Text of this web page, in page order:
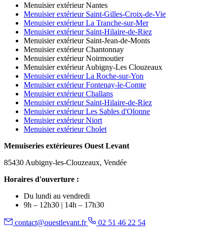
Menuisier extérieur Nantes
Menuisier extérieur Saint-Gilles-Croix-de-Vie
Menuisier extérieur La Tranche-sur-Mer
Menuisier extérieur Saint-Hilaire-de-Riez
Menuisier extérieur Saint-Jean-de-Monts
Menuisier extérieur Chantonnay
Menuisier extérieur Noirmoutier
Menuisier extérieur Aubigny-Les Clouzeaux
Menuisier extérieur La Roche-sur-Yon
Menuisier extérieur Fontenay-le-Comte
Menuisier extérieur Challans
Menuisier extérieur Saint-Hilaire-de-Riez
Menuisier extérieur Les Sables d'Olonne
Menuisier extérieur Niort
Menuisier extérieur Cholet
Menuiseries extérieures Ouest Levant
85430 Aubigny-les-Clouzeaux, Vendée
Horaires d'ouverture :
Du lundi au vendredi
9h – 12h30 | 14h – 17h30
contact@ouestlevant.fr
02 51 46 22 54